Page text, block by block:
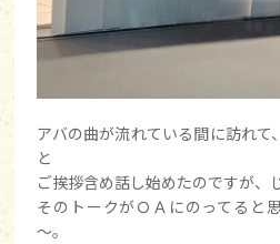
アバの曲が流れている間に訪れ
と
ご挨拶含め話し始めたのですが、
そのトークがＯＡにのってると
～。